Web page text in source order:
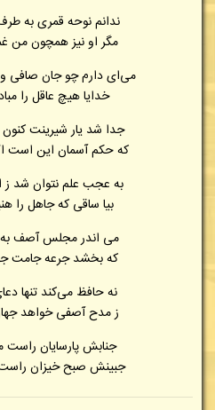
ندانم نوحه قمری به
مگر او نیز همچون من
می‌ای دارم چو جان
خدایا هیچ عاقل را
جدا شد یار شیرینت
که حکم آسمان این است
به عجب علم نتوان شد
بیا ساقی که جاهل را
می اندر مجلس آصف به
که بخشد جرعه جامت
نه حافظ می‌کند تنها
ز مدح آصفی خواهد
جنابش پارسایان
جبینش صبح خیزان